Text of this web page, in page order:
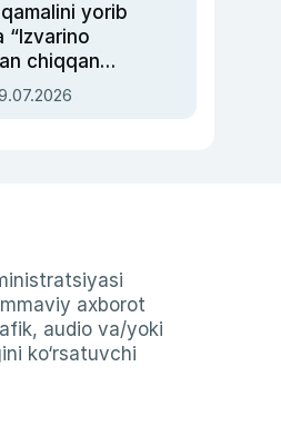
yorib
“Izvarino
chiqqan
— Ukraina
axborot
audio va/yoki
ko‘rsatuvchi